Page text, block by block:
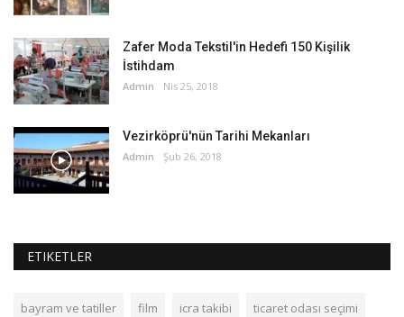
Zafer Moda Tekstil'in Hedefi 150 Kişilik
İstihdam
Admin Nis 25, 2018
Vezirköprü'nün Tarihi Mekanları
Admin Şub 26, 2018
ETIKETLER
bayram ve tatiller film icra takibi ticaret odası seçimi